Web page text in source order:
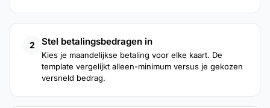
2 Stel betalingsbedragen in
Kies je maandelijkse betaling voor elke kaart. De
template vergelijkt alleen-minimum versus je gekozen
versneld bedrag.